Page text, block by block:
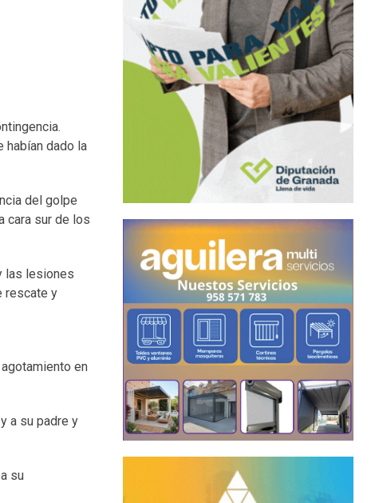
habían dado la
del golpe
cara sur de los
las lesiones
rescate y
en
a su padre y
su